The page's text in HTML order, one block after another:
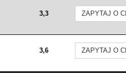
3,3 ZAPYTAJ O
3,6 ZAPYTAJ O